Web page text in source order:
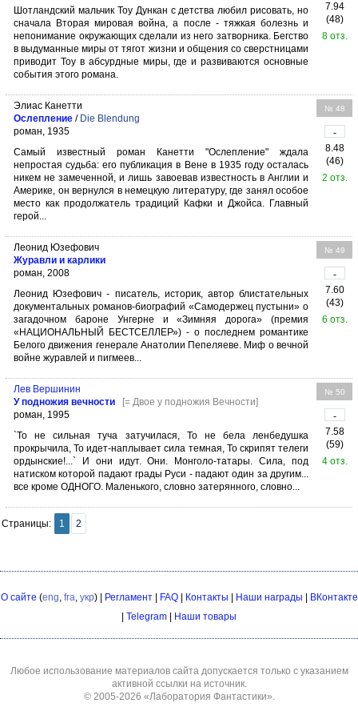
Шотландский мальчик Тоу Дункан с детства любил рисовать, но
сначала Вторая мировая война, а после - тяжкая болезнь и
непонимание окружающих сделали из него затворника. Бегство
в выдуманные миры от тягот жизни и общения со сверстницами
приводит Тоу в абсурдные миры, где и развиваются основные
события этого романа.
7.94
(48)
8 отз.
Элиас Канетти
Ослепление / Die Blendung
роман, 1935
Самый известный роман Канетти "Ослепление" ждала
непростая судьба: его публикация в Вене в 1935 году осталась
никем не замеченной, и лишь завоевав известность в Англии и
Америке, он вернулся в немецкую литературу, где занял особое
место как продолжатель традиций Кафки и Джойса. Главный
герой...
№ 48
-
8.48
(46)
2 отз.
Леонид Юзефович
Журавли и карлики
роман, 2008
Леонид Юзефович - писатель, историк, автор блистательных
документальных романов-биографий «Самодержец пустыни» о
загадочном бароне Унгерне и «Зимняя дорога» (премия
«НАЦИОНАЛЬНЫЙ БЕСТСЕЛЛЕР») - о последнем романтике
Белого движения генерале Анатолии Пепеляеве. Миф о вечной
войне журавлей и пигмеев...
№ 49
-
7.60
(43)
6 отз.
Лев Вершинин
У подножия вечности
[= Двое у подножия Вечности]
роман, 1995
`То не сильная туча затучилася, То не бела ленбедушка
прокрычила, То идет-наплывает сила темная, То скрипят телеги
ордынские!...` И они идут. Они. Монголо-татары. Сила, под
натиском которой падают грады Руси - падают один за другим...
все кроме ОДНОГО. Маленького, словно затерянного, словно...
№ 50
-
7.58
(59)
4 отз.
Страницы: 1 2
О сайте (eng, fra, укр) | Регламент| FAQ| Контакты Наши награды
ВКонтакте
Telegram Наши товары
Любое использование материалов сайта допускается только с указанием
активной ссылки на источник.
© 2005-2026 «Лаборатория Фантастики».